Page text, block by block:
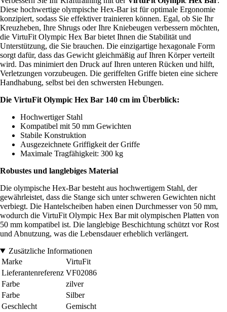
Diese hochwertige olympische Hex-Bar ist für optimale Ergonomie
konzipiert, sodass Sie effektiver trainieren können. Egal, ob Sie Ihr
Kreuzheben, Ihre Shrugs oder Ihre Kniebeugen verbessern möchten,
die VirtuFit Olympic Hex Bar bietet Ihnen die Stabilität und
Unterstützung, die Sie brauchen. Die einzigartige hexagonale Form
sorgt dafür, dass das Gewicht gleichmäßig auf Ihren Körper verteilt
wird. Das minimiert den Druck auf Ihren unteren Rücken und hilft,
Verletzungen vorzubeugen. Die geriffelten Griffe bieten eine sichere
Handhabung, selbst bei den schwersten Hebungen.
Die VirtuFit Olympic Hex Bar 140 cm im Überblick:
Hochwertiger Stahl
Kompatibel mit 50 mm Gewichten
Stabile Konstruktion
Ausgezeichnete Griffigkeit der Griffe
Maximale Tragfähigkeit: 300 kg
Robustes und langlebiges Material
Die olympische Hex-Bar besteht aus hochwertigem Stahl, der
gewährleistet, dass die Stange sich unter schweren Gewichten nicht
verbiegt. Die Hantelscheiben haben einen Durchmesser von 50 mm,
wodurch die VirtuFit Olympic Hex Bar mit olympischen Platten von
50 mm kompatibel ist. Die langlebige Beschichtung schützt vor Rost
und Abnutzung, was die Lebensdauer erheblich verlängert.
Zusätzliche Informationen
Marke
VirtuFit
Lieferantenreferenz VF02086
Farbe
zilver
Farbe
Silber
Geschlecht
Gemischt